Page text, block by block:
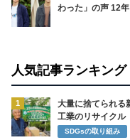
わった
人気記事ランキング
1
大量に捨てられる
工業のリサイクル
SDGsの取り組み